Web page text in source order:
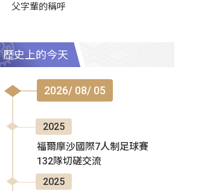
父字輩的稱呼
歷史上的今天
2026/ 08/ 05
2025
福爾摩沙國際7人制足球賽
132隊切磋交流
2025